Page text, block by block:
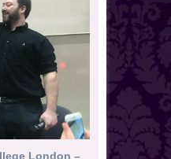
London –